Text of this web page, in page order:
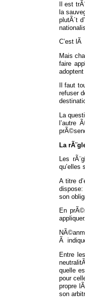
Il est
la
plutÃ´t
C’est lÃ
Mais
faire
Il faut
refuser
La
l’autre
La
Les
qu’elles
A titre
dispose:
son
En
appliquer.
Ã
Entre
quelle
pour
propre
son